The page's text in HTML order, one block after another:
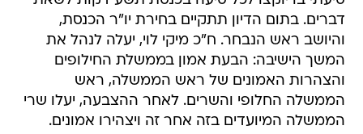
דברים. בתום הדיון תתקיים בחירת יו"ר הכנסת,
והיושב ראש הנבחר. ח"כ מיקי לוי, יעלה לנהל את
המשך הישיבה: הבעת אמון בממשלת החילופים
והצהרות האמונים של ראש הממשלה, ראש
הממשלה החלופי והשרים. לאחר ההצבעה, יעלו שרי
הממשלה המיועדים בזה אחר זה ויצהירו אמונים.